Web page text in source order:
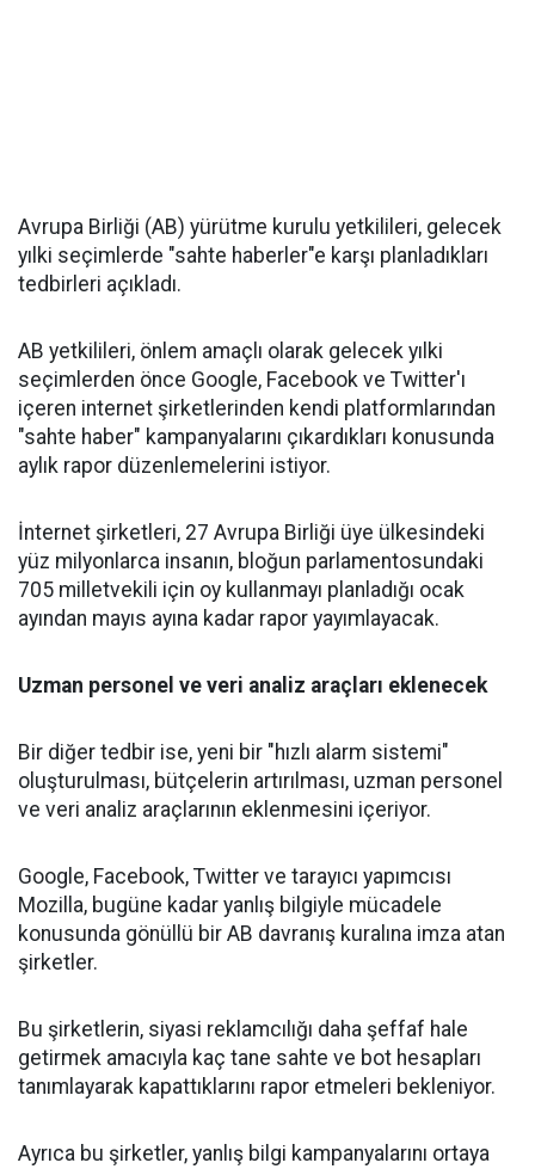
Avrupa Birliği (AB) yürütme kurulu yetkilileri, gelecek
yılki seçimlerde "sahte haberler"e karşı planladıkları
tedbirleri açıkladı.
AB yetkilileri, önlem amaçlı olarak gelecek yılki
seçimlerden önce Google, Facebook ve Twitter'ı
içeren internet şirketlerinden kendi platformlarından
"sahte haber" kampanyalarını çıkardıkları konusunda
aylık rapor düzenlemelerini istiyor.
İnternet şirketleri, 27 Avrupa Birliği üye ülkesindeki
yüz milyonlarca insanın, bloğun parlamentosundaki
705 milletvekili için oy kullanmayı planladığı ocak
ayından mayıs ayına kadar rapor yayımlayacak.
Uzman personel ve veri analiz araçları eklenecek
Bir diğer tedbir ise, yeni bir "hızlı alarm sistemi"
oluşturulması, bütçelerin artırılması, uzman personel
ve veri analiz araçlarının eklenmesini içeriyor.
Google, Facebook, Twitter ve tarayıcı yapımcısı
Mozilla, bugüne kadar yanlış bilgiyle mücadele
konusunda gönüllü bir AB davranış kuralına imza atan
şirketler.
Bu şirketlerin, siyasi reklamcılığı daha şeffaf hale
getirmek amacıyla kaç tane sahte ve bot hesapları
tanımlayarak kapattıklarını rapor etmeleri bekleniyor.
Ayrıca bu şirketler, yanlış bilgi kampanyalarını ortaya